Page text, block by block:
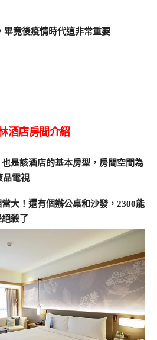
畢竟後疫情時代這非常重要
酒店房間介紹
是該酒店的基本房型，房間空間為
晶電視
大！還有個辦公桌和沙發，2300能
殺了